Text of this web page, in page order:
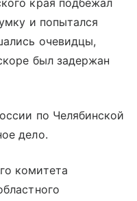
края подбежал
и попытался
очевидцы,
был задержан
по Челябинской
дело.
комитета